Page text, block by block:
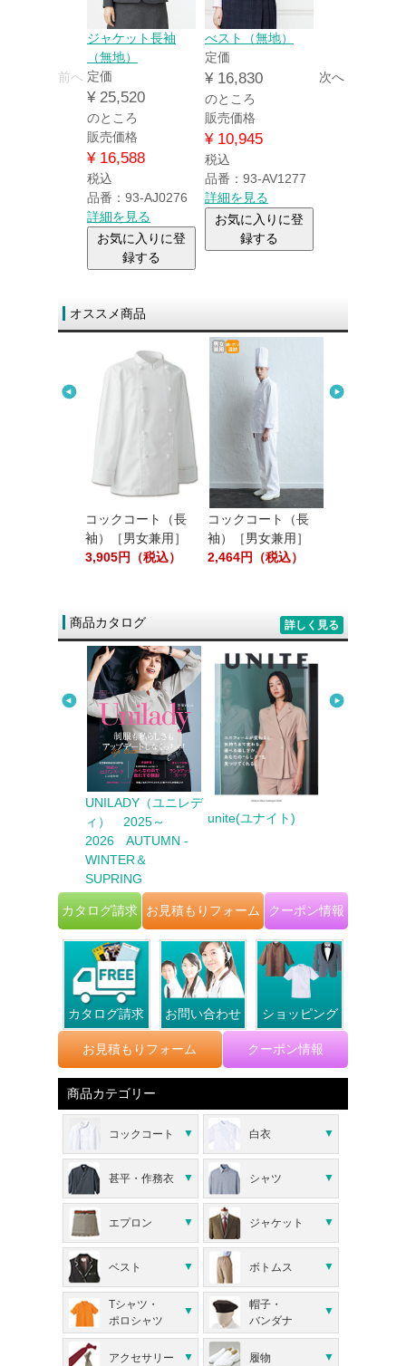
前へ
ジャケット長袖
（無地）
定価
¥ 25,520
のところ
販売価格
¥ 16,588
税込
品番：93-AJ0276
詳細を見る
お気に入りに登
録する
べスト（無地）
定価
¥ 16,830
のところ
販売価格
¥ 10,945
税込
品番：93-AV1277
詳細を見る
お気に入りに登
録する
定価
次へ
オススメ商品
コックコート（長
袖）［男女兼用］
3,905円（税込）
コックコート（長
袖）［男女兼用］
2,464円（税込）
商品カタログ 詳しく見る
UNILADY（ユニレデ
ィ） 2025～
2026 AUTUMN -
WINTER＆
SUPRING
unite(ユナイト)
カタログ請求 お見積もりフォーム クーポン情報
カタログ請求 お問い合わせ ショッピング
お見積もりフォーム クーポン情報
商品カテゴリー
コックコート 白衣
甚平・作務衣 シャツ
エプロン ジャケット
ベスト ボトムス
Tシャツ・
ポロシャツ
帽子・
バンダナ
アクセサリー 履物